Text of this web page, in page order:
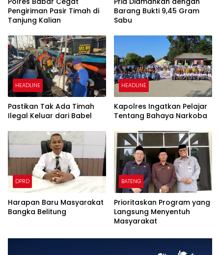
Pengiriman Pasir Timah di
Tanjung Kalian
Barang Bukti 9,45 Gram
Sabu
HEADLINE
Pastikan Tak Ada Timah
Ilegal Keluar dari Babel
HEADLINE
Kapolres Ingatkan Pelajar
Tentang Bahaya Narkoba
DPRD
Harapan Baru Masyarakat
Bangka Belitung
BATENG
Prioritaskan Program yang
Langsung Menyentuh
Masyarakat